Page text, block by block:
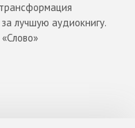
лучшую аудиокнигу.